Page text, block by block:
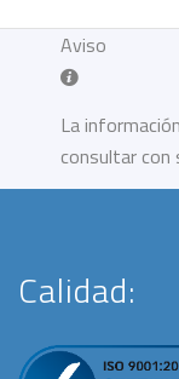
Aviso
La
consultar con
Calidad: